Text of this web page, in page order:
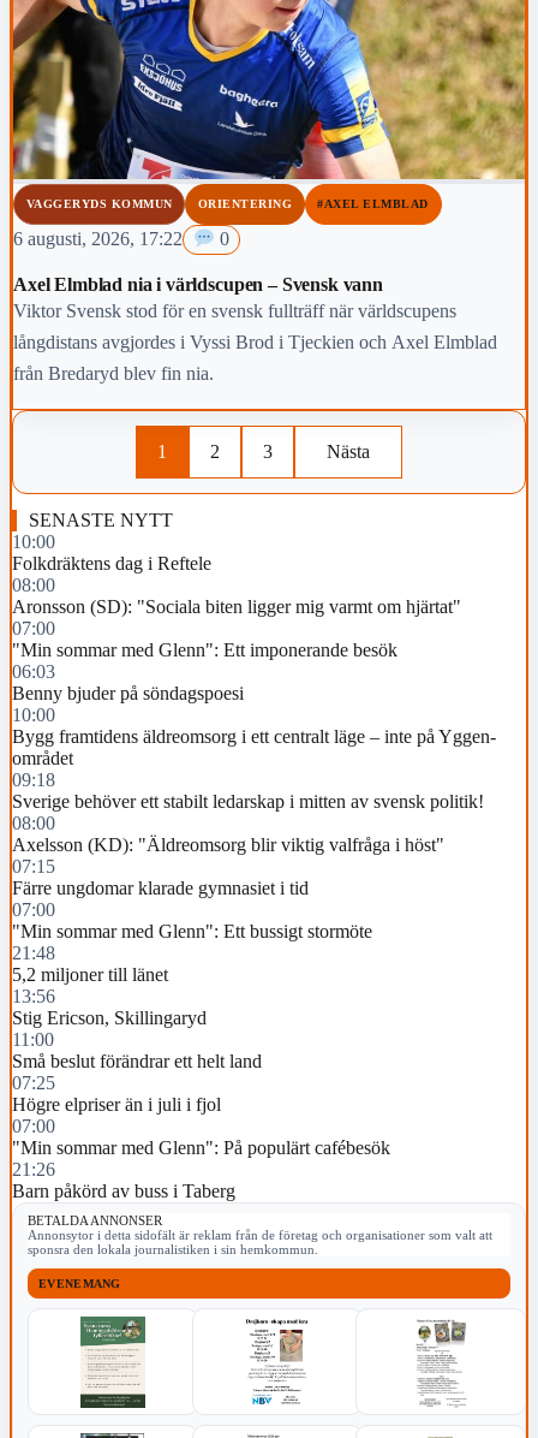
VAGGERYDS KOMMUN ORIENTERING #AXEL ELMBLAD
6 augusti, 2026, 17:22 0
Axel Elmblad nia i världscupen – Svensk vann
Viktor Svensk stod för en svensk fullträff när världscupens
långdistans avgjordes i Vyssi Brod i Tjeckien och Axel Elmblad
från Bredaryd blev fin nia.
1 2 3 Nästa
SENASTE NYTT
10:00
Folkdräktens dag i Reftele
08:00
Aronsson (SD): "Sociala biten ligger mig varmt om hjärtat"
07:00
"Min sommar med Glenn": Ett imponerande besök
06:03
Benny bjuder på söndagspoesi
10:00
Bygg framtidens äldreomsorg i ett centralt läge – inte på Yggen-
området
09:18
Sverige behöver ett stabilt ledarskap i mitten av svensk politik!
08:00
Axelsson (KD): "Äldreomsorg blir viktig valfråga i höst"
07:15
Färre ungdomar klarade gymnasiet i tid
07:00
"Min sommar med Glenn": Ett bussigt stormöte
21:48
5,2 miljoner till länet
13:56
Stig Ericson, Skillingaryd
11:00
Små beslut förändrar ett helt land
07:25
Högre elpriser än i juli i fjol
07:00
"Min sommar med Glenn": På populärt cafébesök
21:26
Barn påkörd av buss i Taberg
BETALDA ANNONSER
Annonsytor i detta sidofält är reklam från de företag och organisationer som valt att
sponsra den lokala journalistiken i sin hemkommun.
EVENEMANG